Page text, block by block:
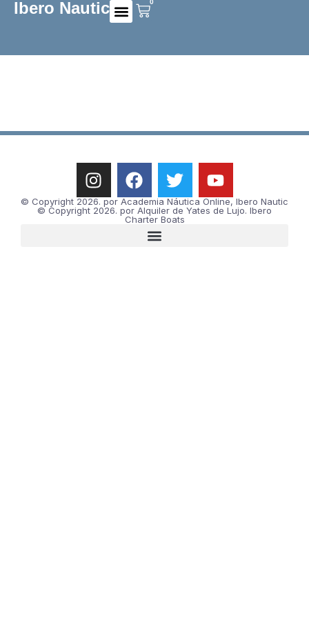
Ibero Nautic 0
© Copyright 2026. por Academia Náutica Online, Ibero Nautic
© Copyright 2026. por Alquiler de Yates de Lujo. Ibero
Charter Boats